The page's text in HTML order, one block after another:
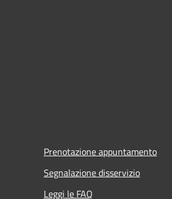
Prenotazione appuntamento
Segnalazione disservizio
Leggi le FAQ